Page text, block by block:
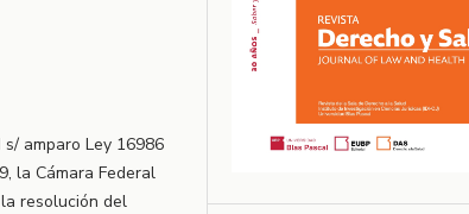
amparo Ley 16986
la Cámara Federal
resolución del